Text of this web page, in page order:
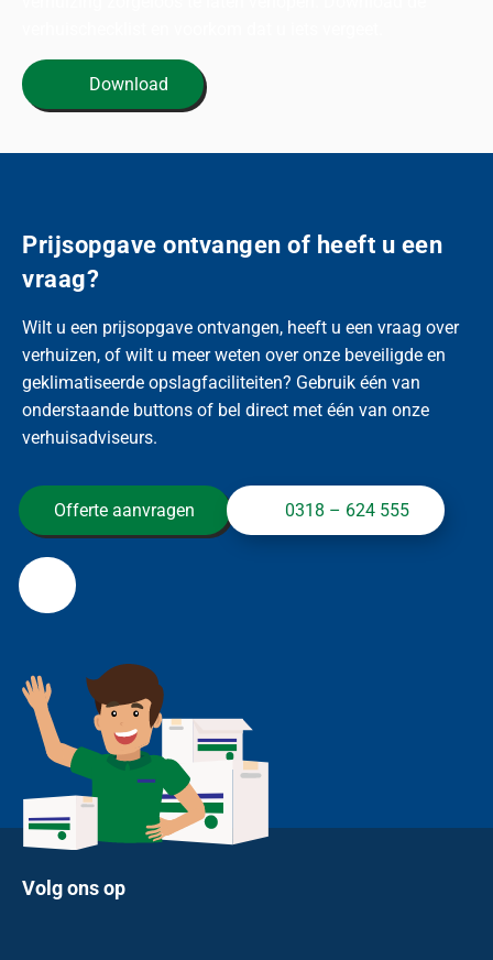
Download
Prijsopgave ontvangen of heeft u een
vraag?
Wilt u een prijsopgave ontvangen, heeft u een vraag over
verhuizen, of wilt u meer weten over onze beveiligde en
geklimatiseerde opslagfaciliteiten? Gebruik één van
onderstaande buttons of bel direct met één van onze
verhuisadviseurs.
Offerte aanvragen 0318 – 624 555
Volg ons op